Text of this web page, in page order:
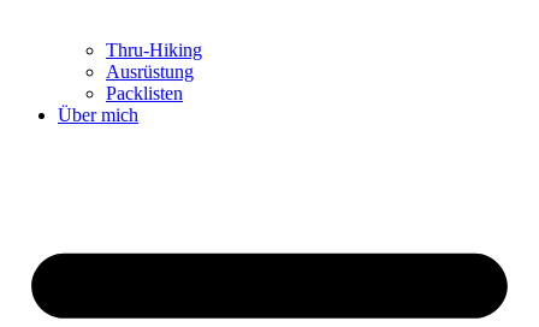
Thru-Hiking
Ausrüstung
Packlisten
Über mich